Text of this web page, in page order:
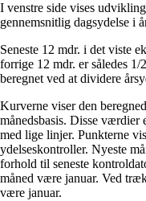
I venstre side vises
gennemsnitlig dagsydelse i
Seneste 12 mdr. i det viste
forrige 12 mdr. er således
beregnet ved at dividere
Kurverne viser den
månedsbasis. Disse
med lige linjer. Punkterne
ydelseskontroller. Nyeste
forhold til seneste
måned være januar. Ved
være januar.